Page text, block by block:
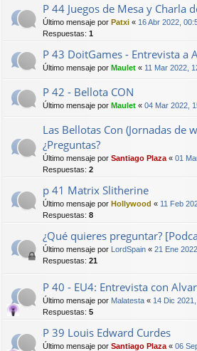
P 44 Juegos de Mesa y Charla
Último mensaje por Patxi « 16 Abr 2022,
Respuestas: 1
P 43 DoitGames - Entrevista a
Último mensaje por Maulet « 11 Mar 2022,
P 42 - Bellota CON
Último mensaje por Maulet « 04 Mar 2022,
Las Bellotas Con (Jornadas de
¿Preguntas?
Último mensaje por Santiago Plaza « 01
Respuestas: 2
p 41 Matrix Slitherine
Último mensaje por Hollywood « 11 Feb
Respuestas: 8
¿Qué quieres preguntar?
Último mensaje por LordSpain « 21 Ene
Respuestas: 21
P 40 - EU4: Entrevista con
Último mensaje por Malatesta « 14 Dic
Respuestas: 5
P 39 Louis Edward Curdes
Último mensaje por Santiago Plaza « 06